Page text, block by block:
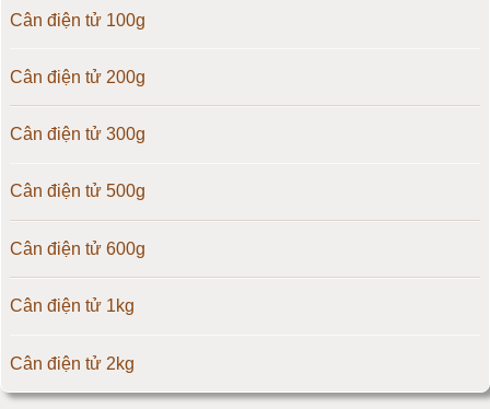
Cân điện tử OCS
Cân điện tử Digi
Cân điện tử TNP Scacle
Cân điện tử CAS Hàn Quốc
Cân điện tử Yaohua
Cân điện tử Amcells
Đầu cân điện tử Flintec
Cân điện tử 100g
Cân điện tử 200g
Cân điện tử 300g
Cân điện tử 500g
Cân điện tử 600g
Cân điện tử 1kg
Cân điện tử 2kg